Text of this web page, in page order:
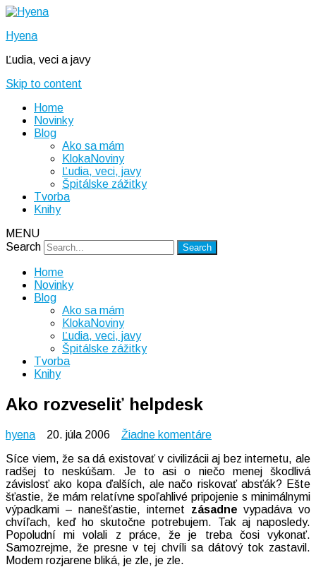
Hyena
Ľudia, veci a javy
Skip to content
Home
Novinky
Blog
Ako sa mám
KlokaNoviny
Ľudia, veci, javy
Špitálske zážitky
Tvorba
Knihy
MENU
Search
Home
Novinky
Blog
Ako sa mám
KlokaNoviny
Ľudia, veci, javy
Špitálske zážitky
Tvorba
Knihy
Ako rozveseliť helpdesk
hyena 20. júla 2006 Žiadne komentárena
rozveseliť
helpdesk
Síce viem, že sa dá existovať v civilizácii aj bez internetu, ale
radšej to neskúšam. Je to asi o niečo menej škodlivá
závislosť ako kopa ďalších, ale načo riskovať absťák? Ešte
šťastie, že mám relatívne spoľahlivé pripojenie s minimálnymi
výpadkami – nanešťastie, internet zásadne vypadáva vo
chvíľach, keď ho skutočne potrebujem. Tak aj naposledy.
Popoludní mi volali z práce, že je treba čosi vykonať.
Samozrejme, že presne v tej chvíli sa dátový tok zastavil.
Modem rozjarene bliká, je zle, je zle.